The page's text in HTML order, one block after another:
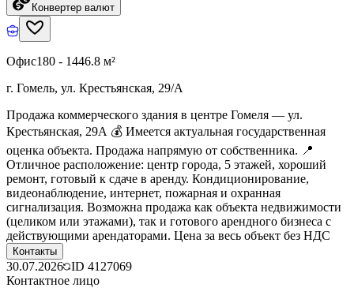
Конвертер валют
Офис180 - 1446.8 м²
г. Гомель, ул. Крестьянская, 29/А
Продажа коммерческого здания в центре Гомеля — ул.
Крестьянская, 29А 💰 Имеется актуальная государственная
оценка объекта. Продажа напрямую от собственника. 📍
Отличное расположение: центр города, 5 этажей, хороший
ремонт, готовый к сдаче в аренду. Кондиционирование,
видеонаблюдение, интернет, пожарная и охранная
сигнализация. Возможна продажа как объекта недвижимости
(целиком или этажами), так и готового арендного бизнеса с
действующими арендаторами. Цена за весь объект без НДС
Контакты
30.07.2026 ID 4127069
Контактное лицо